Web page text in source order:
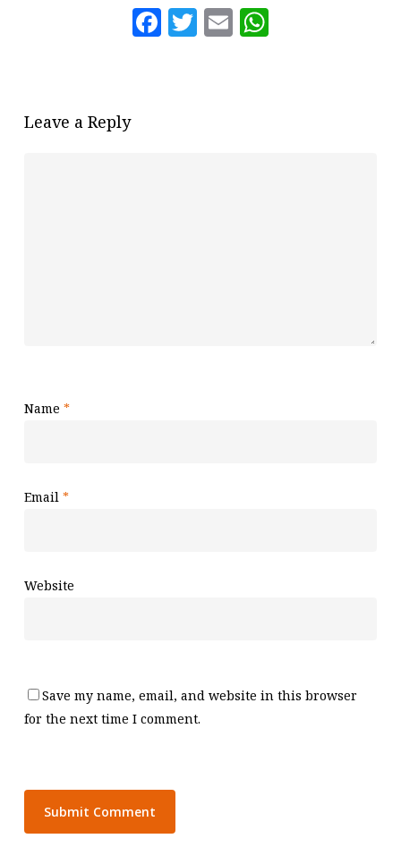
Facebook
Twitter
Email
Leave a Reply
Name *
Email *
Website
Save my name, email, and website in this browser
for the next time I comment.